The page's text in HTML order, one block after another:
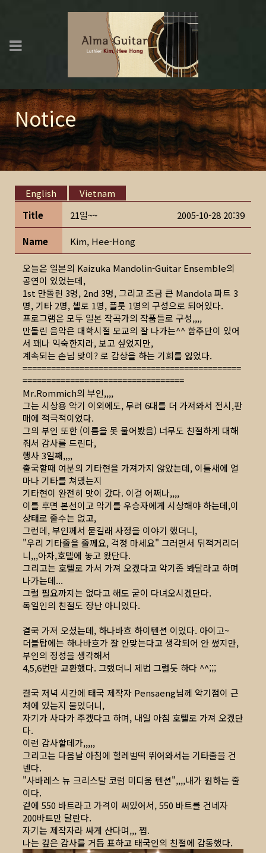
Notice
English
Vietnam
Title
21일~~ 2005-10-28 20:39
Name Kim, Hee-Hong
오늘은 일본의 Kaizuka Mandolin-Guitar Ensemble의
공연이 있었는데,
1st 만돌린 3명, 2nd 3명, 그리고 조금 큰 Mandola 파트 3
명, 기타 2명, 첼로 1명, 플룻 1명의 구성으로 되어있다.
프로그램은 모두 일본 작곡가의 작품들로 구성,,,,
만돌린 음악은 대학시절 모교의 잘 나가는^^ 합주단이 있어
서 꽤나 익숙한지라, 보고 싶었지만,
계속되는 손님 맞이? 로 감상을 하는 기회를 잃었다.
==============================================
==================================
Mr.Rommich의 부인,,,,
그는 시상용 악기 이외에도, 무려 6대를 더 가져와서 전시,판
매에 적극적이었다.
그의 부인 또한 (이름을 못 물어봤음) 너무도 친절하게 대해
줘서 감사를 드린다,
행사 3일째,,,,
출국할때 여분의 기타현을 가져가지 않았는데, 이틀새에 얼
마나 기타를 쳐댔는지
기타현이 완전히 맛이 갔다. 이걸 어쩌나,,,,
이틀 후면 본선이고 악기를 우승자에게 시상해야 하는데,이
상태로 줄수는 없고,
그런데, 부인께서 묻길래 사정을 이야기 했더니,
"우리 기타줄을 줄께요, 걱정 마세요" 그러면서 뒤적거리더
니,,,아차,호텔에 놓고 왔단다.
그리고는 호텔로 가서 가져 오겠다고 악기좀 봐달라고 하며
나가는데...
그럴 필요까지는 없다고 해도 굳이 다녀오시겠단다.
독일인의 친절도 장난 아니었다.
결국 가져 오셨는데, 하나바흐 하이텐션 이었다. 아이고~
더블탑에는 하나바흐가 잘 안맞는다고 생각되어 안 썼지만,
부인의 정성을 생각해서
4,5,6번만 교환했다. 그랬더니 제법 그럴듯 하다 ^^;;;
결국 저녁 시간에 태국 제작자 Pensaeng님께 악기점이 근
처에 있는지 물었더니,
자기가 사다가 주겠다고 하며, 내일 아침 호텔로 가져 오겠단
다.
이런 감사할데가,,,,,
그리고는 다음날 아침에 헐레벌떡 뛰어와서는 기타줄을 건
넨다.
"사바레스 뉴 크리스탈 코럼 미디움 텐션",,,,내가 원하는 줄
이다.
겉에 550 바트라고 가격이 써있어서, 550 바트를 건네자
200바트만 달란다.
자기는 제작자라 싸게 산다며,,, 쩝.
나는 깊은 감사를 거듭 표하고 태국인의 친절에 감동했다.